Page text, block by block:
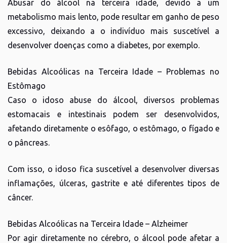
Abusar do álcool na terceira idade, devido a um
metabolismo mais lento, pode resultar em ganho de peso
excessivo, deixando a o indivíduo mais suscetível a
desenvolver doenças como a diabetes, por exemplo.
Bebidas Alcoólicas na Terceira Idade – Problemas no
Estômago
Caso o idoso abuse do álcool, diversos problemas
estomacais e intestinais podem ser desenvolvidos,
afetando diretamente o esôfago, o estômago, o fígado e
o pâncreas.
Com isso, o idoso fica suscetível a desenvolver diversas
inflamações, úlceras, gastrite e até diferentes tipos de
câncer.
Bebidas Alcoólicas na Terceira Idade – Alzheimer
Por agir diretamente no cérebro, o álcool pode afetar a